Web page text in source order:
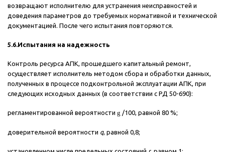
возвращают исполнителю для устранения неисправностей и
доведения параметров до требуемых нормативной и технической
документацией. После чего испытания повторяются.
5.6.Испытания на надежность
Контроль ресурса АПК, прошедшего капитальный ремонт,
осуществляет исполнитель методом сбора и обработки данных,
полученных в процессе подконтрольной эксплуатации АПК, при
следующих исходных данных (в соответствии с РД 50-690):
регламентированной вероятности g /100, равной 80 %;
доверительной вероятности q, равной 0,8;